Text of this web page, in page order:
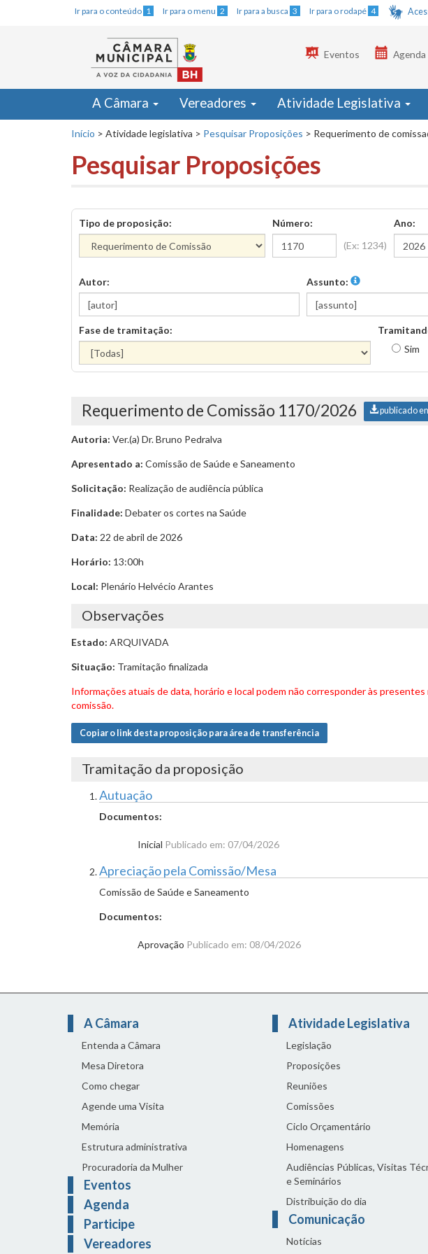
Ir para o conteúdo 1 Ir para o menu 2 Ir para a busca 3 Ir para o rodapé 4
Eventos Agenda
A Câmara Vereadores Atividade Legislativa
Início > Atividade legislativa > Pesquisar Proposições > Requerimento de
Pesquisar Proposições
Tipo de proposição:
Número:
(Ex: 1234)
Ano:
Autor:
Assunto:
Fase de tramitação:
Sim
Requerimento de Comissão 1170/2026 publicado
Autoria: Ver.(a) Dr. Bruno Pedralva
Apresentado a: Comissão de Saúde e Saneamento
Solicitação: Realização de audiência pública
Finalidade: Debater os cortes na Saúde
Data: 22 de abril de 2026
Horário: 13:00h
Local: Plenário Helvécio Arantes
Observações
Estado: ARQUIVADA
Situação: Tramitação finalizada
Informações atuais de data, horário e local podem não corresponder às
comissão.
Copiar o link desta proposição para área de transferência
Tramitação da proposição
Autuação
Documentos:
Inicial Publicado em: 07/04/2026
Apreciação pela Comissão/Mesa
Comissão de Saúde e Saneamento
Documentos:
Aprovação Publicado em: 08/04/2026
A Câmara
Entenda a Câmara
Mesa Diretora
Como chegar
Agende uma Visita
Memória
Estrutura administrativa
Procuradoria da Mulher
Eventos
Agenda
Participe
Vereadores
Atividade Legislativa
Legislação
Proposições
Reuniões
Comissões
Ciclo Orçamentário
Homenagens
Audiências Públicas, Visitas
e Seminários
Distribuição do dia
Comunicação
Notícias